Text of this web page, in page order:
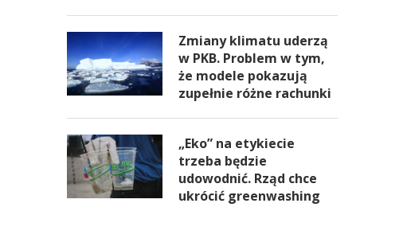
Zmiany klimatu uderzą
w PKB. Problem w tym,
że modele pokazują
zupełnie różne rachunki
„Eko” na etykiecie
trzeba będzie
udowodnić. Rząd chce
ukrócić greenwashing